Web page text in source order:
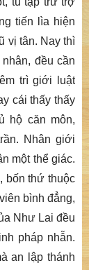
tiến lìa hiện
vị tân. Nay thì
đều cần
trì giới luật
cái thấy thấy
hộ căn môn,
Nhân giới
một thể giác.
bốn thứ thuộc
bình đẳng,
Như Lai đều
pháp nhẫn.
an lập thánh